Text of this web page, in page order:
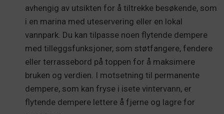
avhengig av utsikten for å tiltrekke besøkende, som
i en marina med uteservering eller en lokal
vannpark. Du kan tilpasse noen flytende dempere
med tilleggsfunksjoner, som støtfangere, fendere
eller terrassebord på toppen for å maksimere
bruken og verdien. I motsetning til permanente
dempere, som kan fryse i isete vintervann, er
flytende dempere lettere å fjerne og lagre for